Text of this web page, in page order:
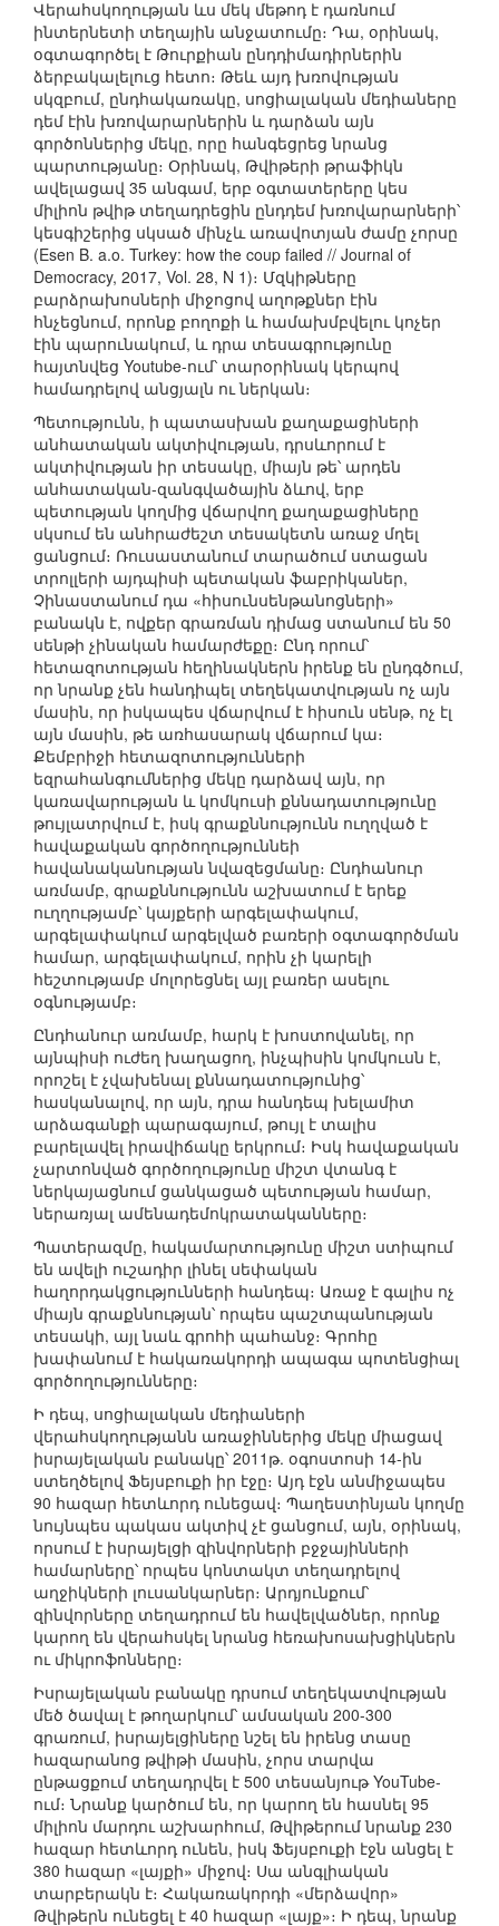
Վերահսկողության ևս մեկ մեթոդ է դառնում
ինտերնետի տեղային անջատումը։ Դա, օրինակ,
օգտագործել է Թուրքիան ընդդիմադիրներին
ձերբակալելուց հետո։ Թեև այդ խռովության
սկզբում, ընդհակառակը, սոցիալական մեդիաները
դեմ էին խռովարարներին և դարձան այն
գործոններից մեկը, որը հանգեցրեց նրանց
պարտությանը։ Օրինակ, Թվիթերի թրաֆիկն
ավելացավ 35 անգամ, երբ օգտատերերը կես
միլիոն թվիթ տեղադրեցին ընդդեմ խռովարարների՝
կեսգիշերից սկսած մինչև առավոտյան ժամը չորսը
(Esen B. a.o. Turkey: how the coup failed // Journal of
Democracy, 2017, Vol. 28, N 1)։ Մզկիթները
բարձրախոսների միջոցով աղոթքներ էին
հնչեցնում, որոնք բողոքի և համախմբվելու կոչեր
էին պարունակում, և դրա տեսագրությունը
հայտնվեց Youtube-ում՝ տարօրինակ կերպով
համադրելով անցյալն ու ներկան։
Պետությունն, ի պատասխան քաղաքացիների
անհատական ակտիվության, դրսևորում է
ակտիվության իր տեսակը, միայն թե՝ արդեն
անհատական-զանգվածային ձևով, երբ
պետության կողմից վճարվող քաղաքացիները
սկսում են անհրաժեշտ տեսակետն առաջ մղել
ցանցում։ Ռուսաստանում տարածում ստացան
տրոլլերի այդպիսի պետական ֆաբրիկաներ,
Չինաստանում դա «հիսունսենթանոցների»
բանակն է, ովքեր գրառման դիմաց ստանում են 50
սենթի չինական համարժեքը։ Ընդ որում՝
հետազոտության հեղինակներն իրենք են ընդգծում,
որ նրանք չեն հանդիպել տեղեկատվության ոչ այն
մասին, որ իսկապես վճարվում է հիսուն սենթ, ոչ էլ
այն մասին, թե առհասարակ վճարում կա։
Քեմբրիջի հետազոտությունների
եզրահանգումներից մեկը դարձավ այն, որ
կառավարության և կոմկուսի քննադատությունը
թույլատրվում է, իսկ գրաքննությունն ուղղված է
հավաքական գործողություննեի
հավանականության նվազեցմանը։ Ընդհանուր
առմամբ, գրաքննությունն աշխատում է երեք
ուղղությամբ՝ կայքերի արգելափակում,
արգելափակում արգելված բառերի օգտագործման
համար, արգելափակում, որին չի կարելի
հեշտությամբ մոլորեցնել այլ բառեր ասելու
օգնությամբ։
Ընդհանուր առմամբ, հարկ է խոստովանել, որ
այնպիսի ուժեղ խաղացող, ինչպիսին կոմկուսն է,
որոշել է չվախենալ քննադատությունից՝
հասկանալով, որ այն, դրա հանդեպ խելամիտ
արձագանքի պարագայում, թույլ է տալիս
բարելավել իրավիճակը երկրում։ Իսկ հավաքական
չարտոնված գործողությունը միշտ վտանգ է
ներկայացնում ցանկացած պետության համար,
ներառյալ ամենադեմոկրատականները։
Պատերազմը, հակամարտությունը միշտ ստիպում
են ավելի ուշադիր լինել սեփական
հաղորդակցությունների հանդեպ։ Առաջ է գալիս ոչ
միայն գրաքննության՝ որպես պաշտպանության
տեսակի, այլ նաև գրոհի պահանջ։ Գրոհը
խափանում է հակառակորդի ապագա պոտենցիալ
գործողությունները։
Ի դեպ, սոցիալական մեդիաների
վերահսկողությանն առաջիններից մեկը միացավ
իսրայելական բանակը՝ 2011թ. օգոստոսի 14-ին
ստեղծելով Ֆեյսբուքի իր էջը։ Այդ էջն անմիջապես
90 հազար հետևորդ ունեցավ։ Պաղեստինյան կողմը
նույնպես պակաս ակտիվ չէ ցանցում, այն, օրինակ,
որսում է իսրայելցի զինվորների բջջայինների
համարները՝ որպես կոնտակտ տեղադրելով
աղջիկների լուսանկարներ։ Արդյունքում՝
զինվորները տեղադրում են հավելվածներ, որոնք
կարող են վերահսկել նրանց հեռախոսախցիկներն
ու միկրոֆոնները։
Իսրայելական բանակը դրսում տեղեկատվության
մեծ ծավալ է թողարկում՝ ամսական 200-300
գրառում, իսրայելցիները նշել են իրենց տասը
հազարանոց թվիթի մասին, չորս տարվա
ընթացքում տեղադրվել է 500 տեսանյութ YouTube-
ում։ Նրանք կարծում են, որ կարող են հասնել 95
միլիոն մարդու աշխարհում, Թվիթերում նրանք 230
հազար հետևորդ ունեն, իսկ Ֆեյսբուքի էջն անցել է
380 հազար «լայքի» միջով։ Սա անգլիական
տարբերակն է։ Հակառակորդի «մերձավոր»
Թվիթերն ունեցել է 40 հազար «լայք»։ Ի դեպ, նրանք